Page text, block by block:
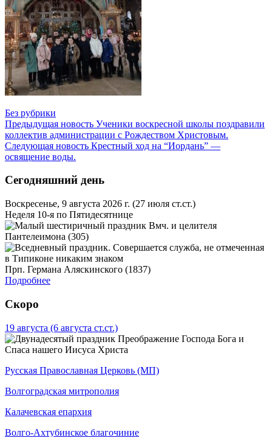
Без рубрики
Предыдущая новость Ученики воскресной школы поздравили
коллектив администрации с Рождеством Христовым.
Следующая новость Крестный ход на “Иордань” —
освящение воды.
Сегодняшний день
Воскресенье, 9 августа 2026 г. (27 июля ст.ст.)
Неделя 10-я по Пятидесятнице
Вмч. и целителя
Пантелеимона (305)
Прп. Германа Аляскинского (1837)
Подробнее
Скоро
19 августа (6 августа ст.ст.)
Преображение Господа Бога и
Спаса нашего Иисуса Христа
Русская Православная Церковь (МП)
Волгоградская митрополия
Калачевская епархия
Волго-Ахтубинское благочиние